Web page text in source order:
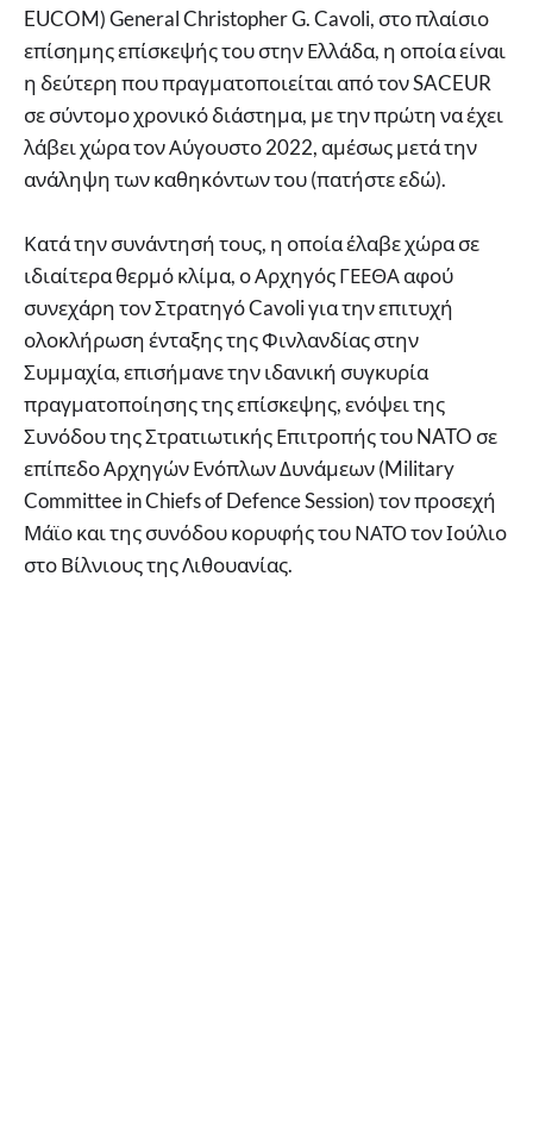
EUCOM) General Christopher G. Cavoli, στο πλαίσιο
επίσημης επίσκεψής του στην Ελλάδα, η οποία είναι
η δεύτερη που πραγματοποιείται από τον SACEUR
σε σύντομο χρονικό διάστημα, με την πρώτη να έχει
λάβει χώρα τον Αύγουστο 2022, αμέσως μετά την
ανάληψη των καθηκόντων του (πατήστε εδώ).
Κατά την συνάντησή τους, η οποία έλαβε χώρα σε
ιδιαίτερα θερμό κλίμα, ο Αρχηγός ΓΕΕΘΑ αφού
συνεχάρη τον Στρατηγό Cavoli για την επιτυχή
ολοκλήρωση ένταξης της Φινλανδίας στην
Συμμαχία, επισήμανε την ιδανική συγκυρία
πραγματοποίησης της επίσκεψης, ενόψει της
Συνόδου της Στρατιωτικής Επιτροπής του NATO σε
επίπεδο Αρχηγών Ενόπλων Δυνάμεων (Military
Committee in Chiefs of Defence Session) τον προσεχή
Μάϊο και της συνόδου κορυφής του ΝΑΤΟ τον Ιούλιο
στο Βίλνιους της Λιθουανίας.